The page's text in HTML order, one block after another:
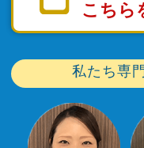
こちら
私たち専